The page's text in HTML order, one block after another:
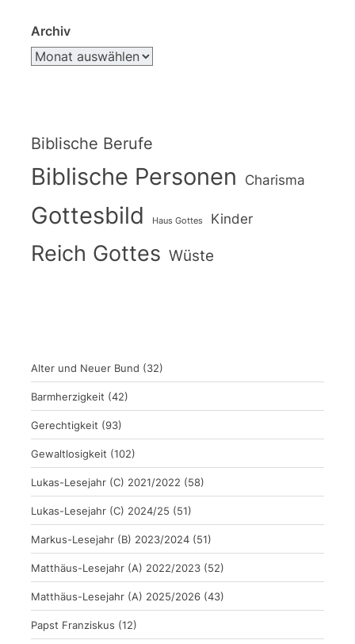
Archiv
Biblische Berufe
Biblische Personen Charisma
Gottesbild Haus Gottes Kinder
Reich Gottes Wüste
Alter und Neuer Bund (32)
Barmherzigkeit (42)
Gerechtigkeit (93)
Gewaltlosigkeit (102)
Lukas-Lesejahr (C) 2021/2022 (58)
Lukas-Lesejahr (C) 2024/25 (51)
Markus-Lesejahr (B) 2023/2024 (51)
Matthäus-Lesejahr (A) 2022/2023 (52)
Matthäus-Lesejahr (A) 2025/2026 (43)
Papst Franziskus (12)